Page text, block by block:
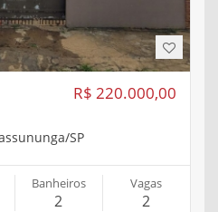
R$ 220.000,00
SP
Banheiros
2
Vagas
2